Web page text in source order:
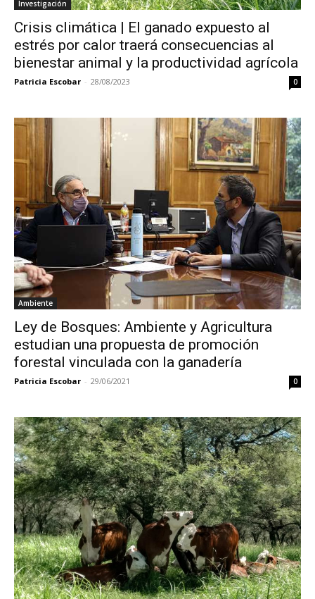
Investigación
Crisis climática | El ganado expuesto al
estrés por calor traerá consecuencias al
bienestar animal y la productividad agrícola
Patricia Escobar - 28/08/2023 0
Ambiente
Ley de Bosques: Ambiente y Agricultura
estudian una propuesta de promoción
forestal vinculada con la ganadería
Patricia Escobar - 29/06/2021 0